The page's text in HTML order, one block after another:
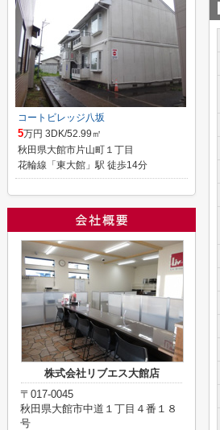
コートビレッジ八坂
5万円 3DK/52.99㎡
秋田県大館市片山町１丁目
花輪線「東大館」駅 徒歩14分
株式会社リブエス大館店
〒017-0045
秋田県大館市中道１丁目４番１８
号